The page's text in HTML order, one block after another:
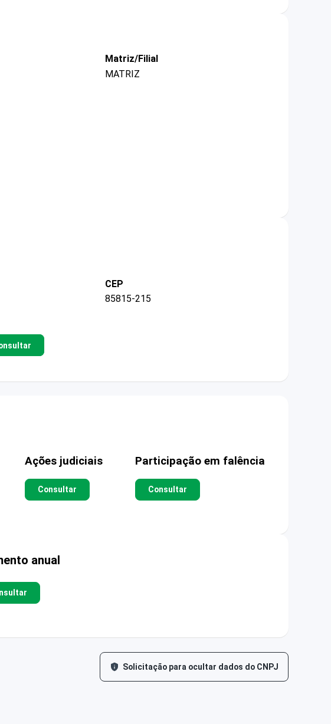
Matriz/Filial
MATRIZ
CEP
85815-215
Ações judiciais
Consultar
Participação em falência
Consultar
anual
Solicitação para ocultar dados do CNPJ